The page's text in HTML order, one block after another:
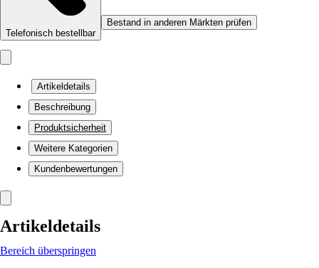
Telefonisch bestellbar
Bestand in anderen Märkten prüfen
Artikeldetails
Beschreibung
Produktsicherheit
Weitere Kategorien
Kundenbewertungen
Artikeldetails
Bereich überspringen